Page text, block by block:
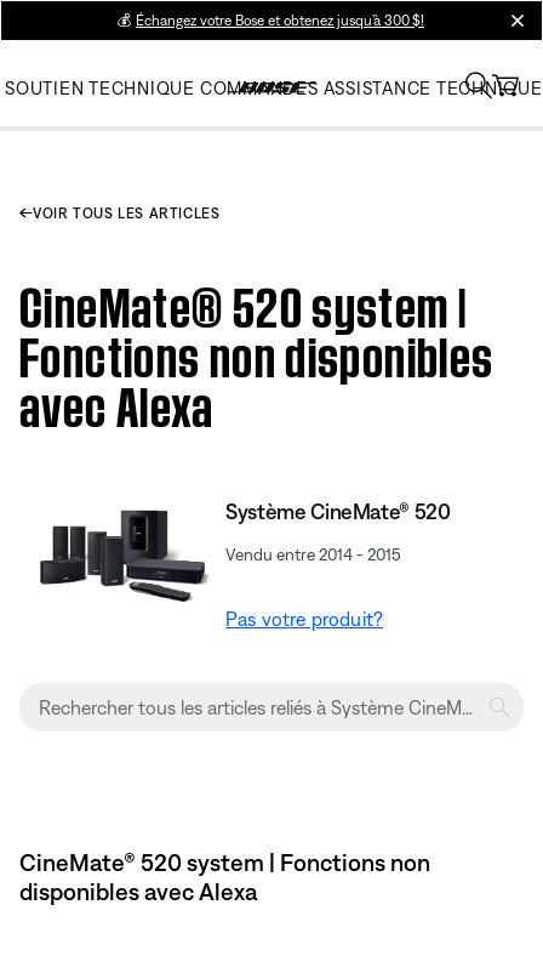
💰 Échangez votre Bose et obtenez jusqu’à 300 $!
SOUTIEN TECHNIQUE COMMANDES ASSISTANCE TECHNIQUE
VOIR TOUS LES ARTICLES
CineMate® 520 system |
Fonctions non disponibles
avec Alexa
Système CineMate® 520
Vendu entre 2014 - 2015
Pas votre produit?
CineMate® 520 system | Fonctions non
disponibles avec Alexa